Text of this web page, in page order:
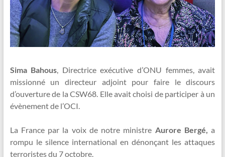
Sima Bahous, Directrice exécutive d’ONU femmes, avait
missionné un directeur adjoint pour faire le discours
d’ouverture de la CSW68. Elle avait choisi de participer à un
évènement de l’OCI.
La France par la voix de notre ministre Aurore Bergé, a
rompu le silence international en dénonçant les attaques
terroristes du 7 octobre.